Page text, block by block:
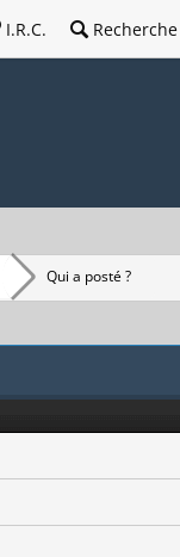
I.R.C. Recherche
Qui a posté ?